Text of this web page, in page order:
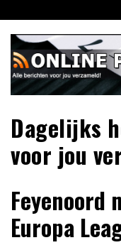
naar
inhoud
Dagelijks
voor jou
Feyenoord
Europa